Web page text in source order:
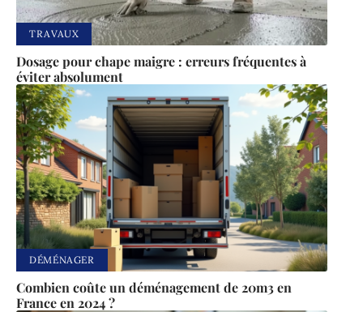
TRAVAUX
Dosage pour chape maigre : erreurs fréquentes à
éviter absolument
DÉMÉNAGER
Combien coûte un déménagement de 20m3 en
France en 2024 ?